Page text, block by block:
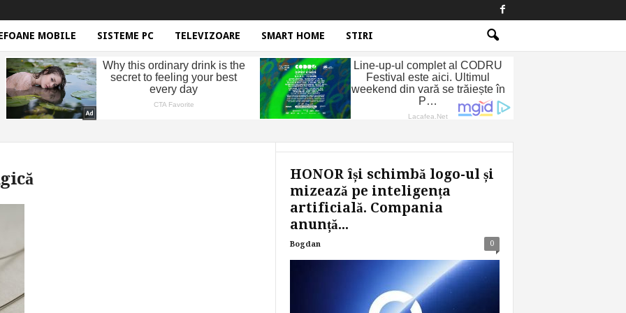
MOBILE SISTEME PC TELEVIZOARE SMART HOME STIRI
HONOR își schimbă logo-ul și
mizează pe inteligența
artificială. Compania
anunță...
Bogdan 0